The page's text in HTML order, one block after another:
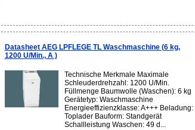
Datasheet AEG LPFLEGE TL Waschmaschine (6 kg,
1200 U/Min., A )
Technische Merkmale Maximale
Schleuderdrehzahl: 1200 U/Min.
Füllmenge Baumwolle (Waschen): 6 kg
Gerätetyp: Waschmaschine
Energieeffizienzklasse: A+++ Beladung:
Toplader Bauform: Standgerät
Schallleistung Waschen: 49 d...